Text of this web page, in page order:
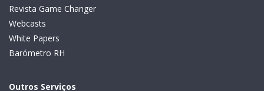
Revista Game Changer
Webcasts
White Papers
Barómetro RH
Outros Serviços